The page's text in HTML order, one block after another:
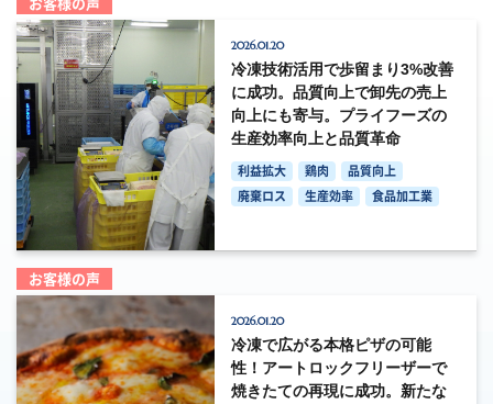
2026.01.20
冷凍技術活用で歩留まり3%改善
に成功。品質向上で卸先の売上
向上にも寄与。プライフーズの
生産効率向上と品質革命
利益拡大 鶏肉
品質向上
廃棄ロス
生産効率 食品加工業
お客様の声
2026.01.20
冷凍で広がる本格ピザの可能
性！アートロックフリーザーで
焼きたての再現に成功。新たな